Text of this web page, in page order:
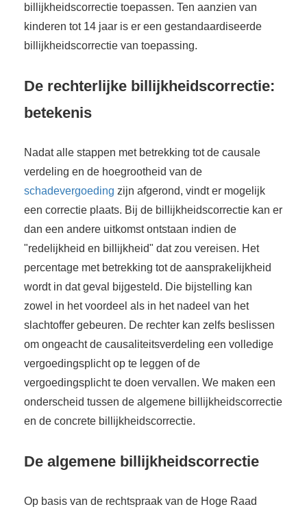
billijkheidscorrectie toepassen. Ten aanzien van
kinderen tot 14 jaar is er een gestandaardiseerde
billijkheidscorrectie van toepassing.
De rechterlijke billijkheidscorrectie:
betekenis
Nadat alle stappen met betrekking tot de causale
verdeling en de hoegrootheid van de
schadevergoeding zijn afgerond, vindt er mogelijk
een correctie plaats. Bij de billijkheidscorrectie kan er
dan een andere uitkomst ontstaan indien de
"redelijkheid en billijkheid" dat zou vereisen. Het
percentage met betrekking tot de aansprakelijkheid
wordt in dat geval bijgesteld. Die bijstelling kan
zowel in het voordeel als in het nadeel van het
slachtoffer gebeuren. De rechter kan zelfs beslissen
om ongeacht de causaliteitsverdeling een volledige
vergoedingsplicht op te leggen of de
vergoedingsplicht te doen vervallen. We maken een
onderscheid tussen de algemene billijkheidscorrectie
en de concrete billijkheidscorrectie.
De algemene billijkheidscorrectie
Op basis van de rechtspraak van de Hoge Raad